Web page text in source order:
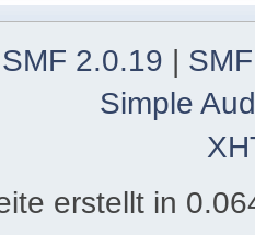
SMF 2.0.19
Simple
erstellt in